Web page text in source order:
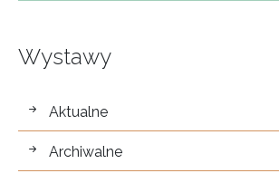
Wystawy
wystawy
Aktualne
Archiwalne